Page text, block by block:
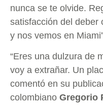
nunca se te olvide.
satisfacción del deber
y nos vemos en
“Eres una dulzura de
voy a extrañar. Un
comentó en su
colombiano Gregorio